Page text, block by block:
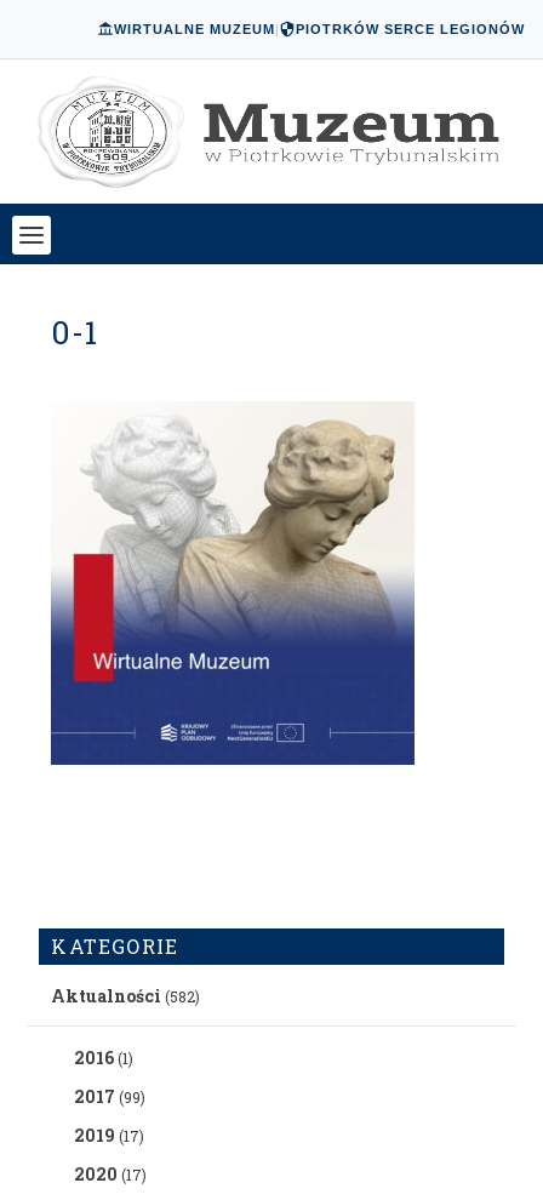
WIRTUALNE MUZEUM| PIOTRKÓW SERCE LEGIONÓW
0-1
KATEGORIE
Aktualności (582)
2016(1)
2017 (99)
2019 (17)
2020 (17)